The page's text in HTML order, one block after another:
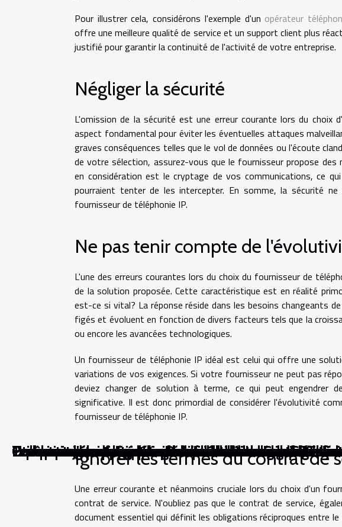
Pour illustrer cela, considérons l'exemple d'un opérateur
offre une meilleure qualité de service et un support client plus
justifié pour garantir la continuité de l'activité de votre entreprise.
Négliger la sécurité
L'omission de la sécurité est une erreur courante lors du choix
aspect fondamental pour éviter les éventuelles attaques
graves conséquences telles que le vol de données ou l'écoute
de votre sélection, assurez-vous que le fournisseur propose
en considération est le cryptage de vos communications, ce
pourraient tenter de les intercepter. En somme, la sécurité
fournisseur de téléphonie IP.
Ne pas tenir compte de
L'une des erreurs courantes lors du choix du fournisseur de
de la solution proposée. Cette caractéristique est en réalité
est-ce si vital? La réponse réside dans les besoins changeants
figés et évoluent en fonction de divers facteurs tels que la
ou encore les avancées technologiques.
Un fournisseur de téléphonie IP idéal est celui qui offre une
variations de vos exigences. Si votre fournisseur ne peut pas
deviez changer de solution à terme, ce qui peut engendrer
significative. Il est donc primordial de considérer l'évolutivité
fournisseur de téléphonie IP.
Ignorer les termes du contrat de
Une erreur courante et néanmoins cruciale lors du choix d'un
contrat de service. N'oubliez pas que le contrat de service,
document essentiel qui définit les obligations réciproques entre
Comparer sans parti pris : pourquoi la nuance change tout
Pourquoi certaines méthodes de rédaction nuisent à la
Techniques avancées pour réduire la consommation
Comment l'étampage progressif révolutionne-t-il la
Comment le portage salarial combine liberté de
Exploration des futures tendances de l'intelligence
Utilisation des enregistreurs vocaux dans les enquêtes
Comment sélectionner un service de dépannage
Les avantages et les défis de l'utilisation de ChatGPT
Le rôle majeur de Frédéric Debord dans l'essor de